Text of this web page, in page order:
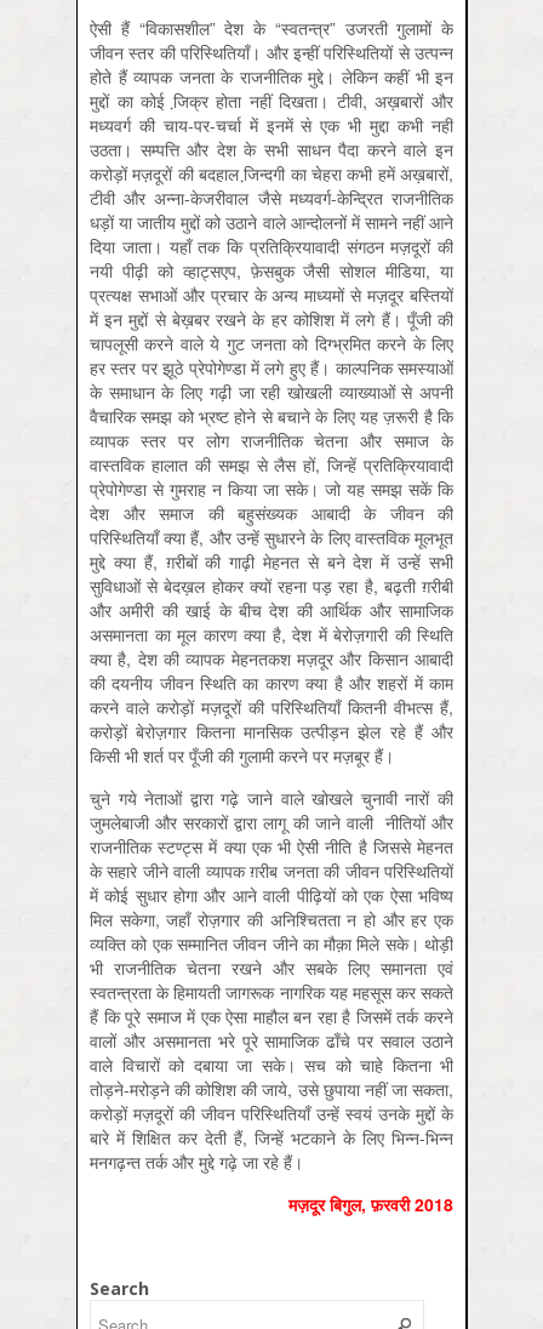
ऐसी हैं “विकासशील” देश के “स्वतन्त्र” उजरती गुलामों के
जीवन स्तर की परिस्थितियाँ। और इन्हीं परिस्थितियों से उत्पन्न
होते हैं व्यापक जनता के राजनीतिक मुद्दे। लेकिन कहीं भी इन
मुद्दों का कोई जि़क्र होता नहीं दिखता। टीवी, अख़बारों और
मध्यवर्ग की चाय-पर-चर्चा में इनमें से एक भी मुद्दा कभी नहीं
उठता। सम्पत्ति और देश के सभी साधन पैदा करने वाले इन
करोड़ों मज़दूरों की बदहाल जि़न्दगी का चेहरा कभी हमें अख़बारों,
टीवी और अन्ना-केजरीवाल जैसे मध्यवर्ग-केन्द्रित राजनीतिक
धड़ों या जातीय मुद्दों को उठाने वाले आन्दोलनों में सामने नहीं आने
दिया जाता। यहाँ तक कि प्रतिक्रियावादी संगठन मज़दूरों की
नयी पीढ़ी को व्हाट्सएप, फ़ेसबुक जैसी सोशल मीडिया, या
प्रत्यक्ष सभाओं और प्रचार के अन्य माध्यमों से मज़दूर बस्तियों
में इन मुद्दों से बेख़बर रखने के हर कोशिश में लगे हैं। पूँजी की
चापलूसी करने वाले ये गुट जनता को दिग्भ्रमित करने के लिए
हर स्तर पर झूठे प्रेपोगेण्डा में लगे हुए हैं। काल्पनिक समस्याओं
के समाधान के लिए गढ़ी जा रही खोखली व्याख्याओं से अपनी
वैचारिक समझ को भ्रष्ट होने से बचाने के लिए यह ज़रूरी है कि
व्यापक स्तर पर लोग राजनीतिक चेतना और समाज के
वास्तविक हालात की समझ से लैस हों, जिन्हें प्रतिक्रियावादी
प्रेपोगेण्डा से गुमराह न किया जा सके। जो यह समझ सकें कि
देश और समाज की बहुसंख्यक आबादी के जीवन की
परिस्थितियाँ क्या हैं, और उन्हें सुधारने के लिए वास्तविक मूलभूत
मुद्दे क्या हैं, ग़रीबों की गाढ़ी मेहनत से बने देश में उन्हें सभी
सुविधाओं से बेदख़ल होकर क्यों रहना पड़ रहा है, बढ़ती ग़रीबी
और अमीरी की खाई के बीच देश की आर्थिक और सामाजिक
असमानता का मूल कारण क्या है, देश में बेरोज़गारी की स्थिति
क्या है, देश की व्यापक मेहनतकश मज़दूर और किसान आबादी
की दयनीय जीवन स्थिति का कारण क्या है और शहरों में काम
करने वाले करोड़ों मज़दूरों की परिस्थितियाँ कितनी वीभत्स हैं,
करोड़ों बेरोज़गार कितना मानसिक उत्पीड़न झेल रहे हैं और
किसी भी शर्त पर पूँजी की गुलामी करने पर मज़बूर हैं।
चुने गये नेताओं द्वारा गढ़े जाने वाले खोखले चुनावी नारों की
जुमलेबाजी और सरकारों द्वारा लागू की जाने वाली नीतियों और
राजनीतिक स्टण्ट्स में क्या एक भी ऐसी नीति है जिससे मेहनत
के सहारे जीने वाली व्यापक ग़रीब जनता की जीवन परिस्थितियों
में कोई सुधार होगा और आने वाली पीढ़ियों को एक ऐसा भविष्य
मिल सकेगा, जहाँ रोज़गार की अनिश्चितता न हो और हर एक
व्यक्ति को एक सम्मानित जीवन जीने का मौक़ा मिले सके। थोड़ी
भी राजनीतिक चेतना रखने और सबके लिए समानता एवं
स्वतन्त्रता के हिमायती जागरूक नागरिक यह महसूस कर सकते
हैं कि पूरे समाज में एक ऐसा माहौल बन रहा है जिसमें तर्क करने
वालों और असमानता भरे पूरे सामाजिक ढाँचे पर सवाल उठाने
वाले विचारों को दबाया जा सके। सच को चाहे कितना भी
तोड़ने-मरोड़ने की कोशिश की जाये, उसे छुपाया नहीं जा सकता,
करोड़ों मज़दूरों की जीवन परिस्थितियाँ उन्हें स्वयं उनके मुद्दों के
बारे में शिक्षित कर देती हैं, जिन्हें भटकाने के लिए भिन्न-भिन्न
मनगढ़न्त तर्क और मुद्दे गढ़े जा रहे हैं।
मज़दूर बिगुल, फ़रवरी 2018
Search